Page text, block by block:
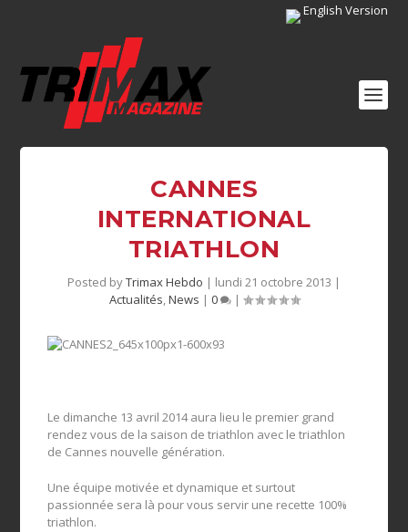
English Version
CANNES
INTERNATIONAL
TRIATHLON
Posted byTrimax Hebdo | lundi 21 octobre 2013 |
Actualités,News | 0 |
Le dimanche 13 avril 2014 aura lieu le premier grand
rendez vous de la saison de triathlon avec le triathlon
de Cannes nouvelle génération.
Une équipe motivée et dynamique et surtout
passionnée sera là pour vous servir une recette 100%
triathlon.